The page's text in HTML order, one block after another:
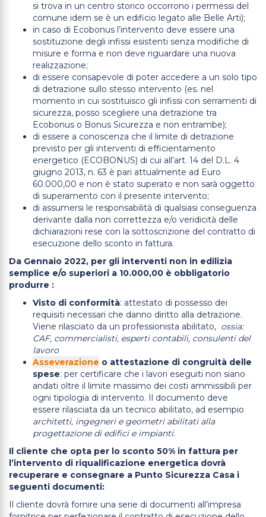
si trova in un centro storico occorrono i permessi del
comune idem se è un edificio legato alle Belle Arti);
in caso di Ecobonus l’intervento deve essere una
sostituzione degli infissi esistenti senza modifiche di
misure e forma e non deve riguardare una nuova
realizzazione;
di essere consapevole di poter accedere a un solo tipo
di detrazione sullo stesso intervento (es. nel
momento in cui sostituisco gli infissi con serramenti di
sicurezza, posso scegliere una detrazione tra
Ecobonus o Bonus Sicurezza e non entrambe);
di essere a conoscenza che il limite di detrazione
previsto per gli interventi di efficientamento
energetico (ECOBONUS) di cui all’art. 14 del D.L. 4
giugno 2013, n. 63 è pari attualmente ad Euro
60.000,00 e non è stato superato e non sarà oggetto
di superamento con il presente intervento;
di assumersi le responsabilità di qualsiasi conseguenza
derivante dalla non correttezza e/o veridicità delle
dichiarazioni rese con la sottoscrizione del contratto di
esecuzione dello sconto in fattura.
Da Gennaio 2022, per gli interventi non in edilizia
semplice e/o superiori a 10.000,00 è obbligatorio
produrre :
Visto di conformità: attestato di possesso dei
requisiti necessari che danno diritto alla detrazione.
Viene rilasciato da un professionista abilitato, ossia:
CAF, commercialisti, esperti contabili, consulenti del
lavoro
Asseverazione o attestazione di congruità delle
spese: per certificare che i lavori eseguiti non siano
andati oltre il limite massimo dei costi ammissibili per
ogni tipologia di intervento. Il documento deve
essere rilasciata da un tecnico abilitato, ad esempio
architetti, ingegneri e geometri abilitati alla
progettazione di edifici e impianti.
Il cliente che opta per lo sconto 50% in fattura per
l’intervento di riqualificazione energetica dovrà
recuperare e consegnare a Punto Sicurezza Casa i
seguenti documenti:
Il cliente dovrà fornire una serie di documenti all’impresa